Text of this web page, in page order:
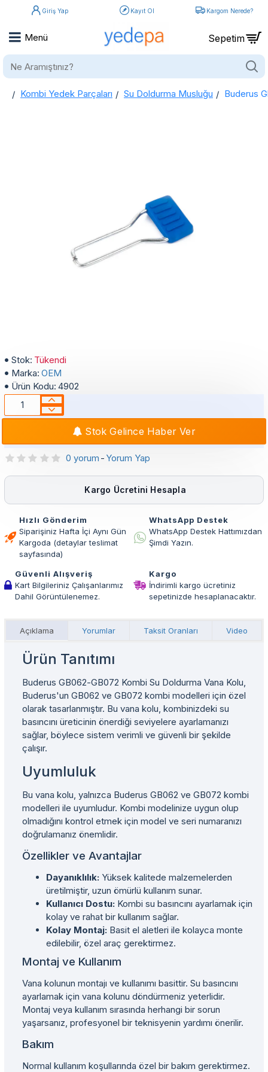
Giriş Yap Kayıt Ol Kargom Nerede?
Ne
home
Kombi Yedek Parçaları Su Doldurma Musluğu Buderus
Stok: Tükendi
Marka: OEM
Ürün Kodu: 4902
0 yorum - Yorum Yap
Stok Gelince Haber Ver
Kargo Ücretini Hesapla
Hızlı Gönderim
Siparişiniz Hafta İçi Aynı Gün
Kargoda (detaylar teslimat
sayfasında)
WhatsApp Destek
WhatsApp Destek Hattımızdan
Şimdi Yazın.
Güvenli Alışveriş
Kart Bilgileriniz Çalışanlarımız
Dahil Görüntülenemez.
Kargo
İndirimli kargo ücretiniz
sepetinizde hesaplanacaktır.
Açıklama Yorumlar Taksit Oranları Video
Ürün Tanıtımı
Buderus GB062-GB072 Kombi Su Doldurma Vana Kolu,
Buderus'un GB062 ve GB072 kombi modelleri için özel
olarak tasarlanmıştır. Bu vana kolu, kombinizdeki su
basıncını üreticinin önerdiği seviyelere ayarlamanızı
sağlar, böylece sistem verimli ve güvenli bir şekilde
çalışır.
Uyumluluk
Bu vana kolu, yalnızca Buderus GB062 ve GB072 kombi
modelleri ile uyumludur. Kombi modelinize uygun olup
olmadığını kontrol etmek için model ve seri numaranızı
doğrulamanız önemlidir.
Özellikler ve Avantajlar
Dayanıklılık: Yüksek kalitede malzemelerden
üretilmiştir, uzun ömürlü kullanım sunar.
Kullanıcı Dostu: Kombi su basıncını ayarlamak için
kolay ve rahat bir kullanım sağlar.
Kolay Montaj: Basit el aletleri ile kolayca monte
edilebilir, özel araç gerektirmez.
Montaj ve Kullanım
Vana kolunun montajı ve kullanımı basittir. Su basıncını
ayarlamak için vana kolunu döndürmeniz yeterlidir.
Montaj veya kullanım sırasında herhangi bir sorun
yaşarsanız, profesyonel bir teknisyenin yardımı önerilir.
Bakım
Normal kullanım koşullarında özel bir bakım gerektirmez.